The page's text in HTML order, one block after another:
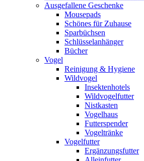
Ausgefallene Geschenke
Mousepads
Schönes für Zuhause
Sparbüchsen
Schlüsselanhänger
Bücher
Vogel
Reinigung & Hygiene
Wildvogel
Insektenhotels
Wildvogelfutter
Nistkasten
Vogelhaus
Futterspender
Vogeltränke
Vogelfutter
Ergänzungsfutter